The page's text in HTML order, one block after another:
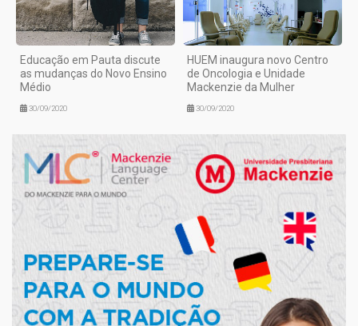
Educação em Pauta discute
as mudanças do Novo Ensino
Médio
30/09/2020
HUEM inaugura novo Centro
de Oncologia e Unidade
Mackenzie da Mulher
30/09/2020